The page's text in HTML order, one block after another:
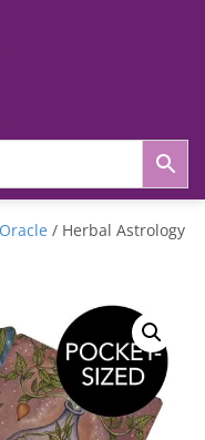
Oracle / Herbal Astrology